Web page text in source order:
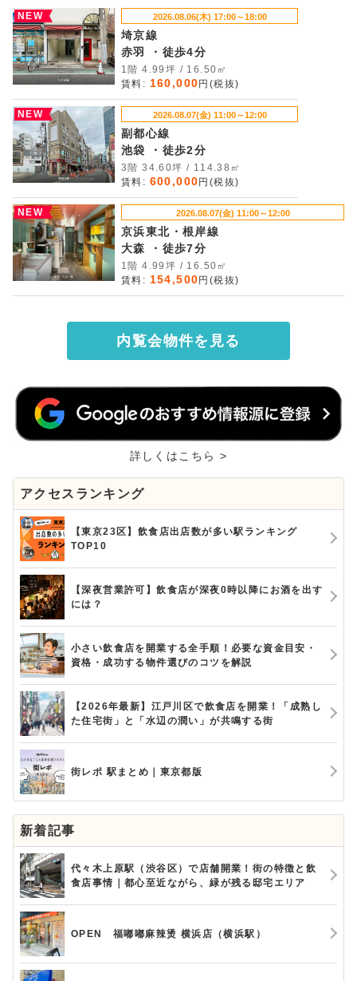
NEW 2026.08.06(木) 17:00～18:00
埼京線
赤羽 ・徒歩4分
1階 4.99坪 / 16.50㎡
賃料: 160,000 円(税抜)
NEW 2026.08.07(金) 11:00～12:00
副都心線
池袋 ・徒歩2分
3階 34.60坪 / 114.38㎡
賃料: 600,000 円(税抜)
NEW 2026.08.07(金) 11:00～12:00
京浜東北・根岸線
大森 ・徒歩7分
1階 4.99坪 / 16.50㎡
賃料: 154,500 円(税抜)
内覧会物件を見る
詳しくはこちら >
アクセスランキング
【東京23区】飲食店出店数が多い駅ランキング
TOP10
【深夜営業許可】飲食店が深夜0時以降にお酒を出す
には？
小さい飲食店を開業する全手順！必要な資金目安・
資格・成功する物件選びのコツを解説
【2026年最新】江戸川区で飲食店を開業！「成熟し
た住宅街」と「水辺の潤い」が共鳴する街
街レポ 駅まとめ｜東京都版
新着記事
代々木上原駅（渋谷区）で店舗開業！街の特徴と飲
食店事情｜都心至近ながら、緑が残る邸宅エリア
OPEN 福嘟嘟麻辣烫 横浜店（横浜駅）